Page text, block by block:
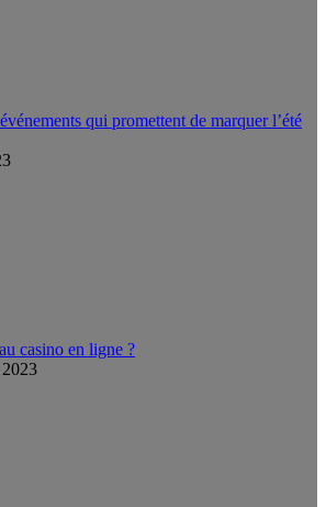
qui promettent de marquer l’été
casino en ligne ?